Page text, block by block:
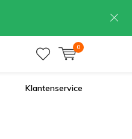
0
Klantenservice